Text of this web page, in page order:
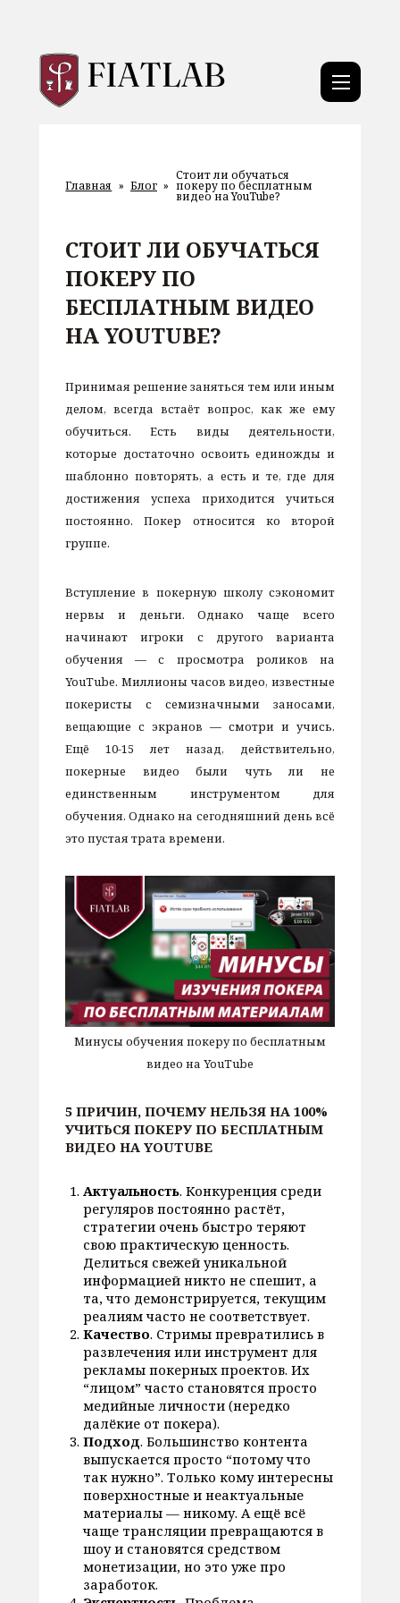
Главная » Блог »
Стоит ли обучаться
покеру по бесплатным
видео на YouTube?
СТОИТ ЛИ ОБУЧАТЬСЯ
ПОКЕРУ ПО
БЕСПЛАТНЫМ ВИДЕО
НА YOUTUBE?
Принимая решение заняться тем или иным
делом, всегда встаёт вопрос, как же ему
обучиться. Есть виды деятельности,
которые достаточно освоить единожды и
шаблонно повторять, а есть и те, где для
достижения успеха приходится учиться
постоянно. Покер относится ко второй
группе.
Вступление в покерную школу сэкономит
нервы и деньги. Однако чаще всего
начинают игроки с другого варианта
обучения — с просмотра роликов на
YouTube. Миллионы часов видео, известные
покеристы с семизначными заносами,
вещающие с экранов — смотри и учись.
Ещё 10-15 лет назад, действительно,
покерные видео были чуть ли не
единственным инструментом для
обучения. Однако на сегодняшний день всё
это пустая трата времени.
Минусы обучения покеру по бесплатным
видео на YouTube
5 ПРИЧИН, ПОЧЕМУ НЕЛЬЗЯ НА 100%
УЧИТЬСЯ ПОКЕРУ ПО БЕСПЛАТНЫМ
ВИДЕО НА YOUTUBE
Актуальность. Конкуренция среди
регуляров постоянно растёт,
стратегии очень быстро теряют
свою практическую ценность.
Делиться свежей уникальной
информацией никто не спешит, а
та, что демонстрируется, текущим
реалиям часто не соответствует.
Качество. Стримы превратились в
развлечения или инструмент для
рекламы покерных проектов. Их
“лицом” часто становятся просто
медийные личности (нередко
далёкие от покера).
Подход. Большинство контента
выпускается просто “потому что
так нужно”. Только кому интересны
поверхностные и неактуальные
материалы — никому. А ещё всё
чаще трансляции превращаются в
шоу и становятся средством
монетизации, но это уже про
заработок.